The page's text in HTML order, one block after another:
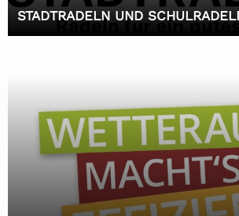
STADTRADELN UND